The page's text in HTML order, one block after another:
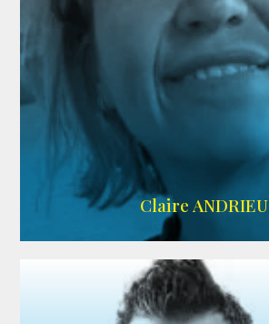
AGENCE ADÉQUAT
Claire ANDRIEU